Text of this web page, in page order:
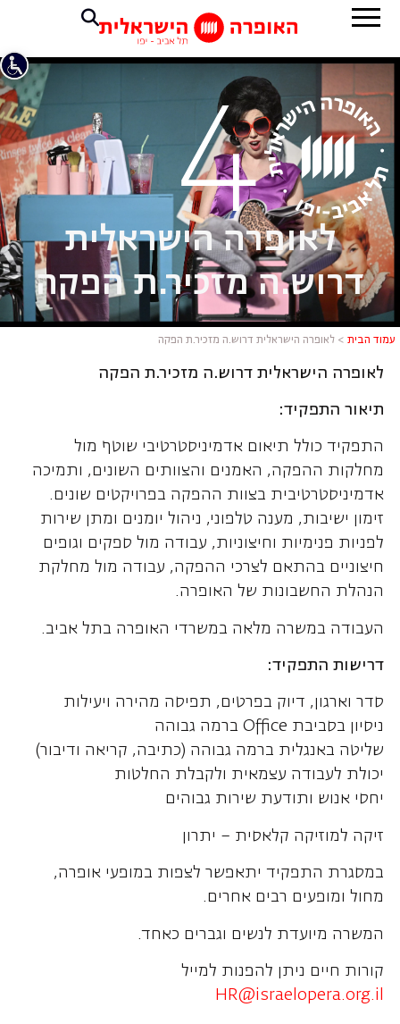
לאופרה הישראלית
דרוש.ה מזכיר.ת הפקה
עמוד הבית > לאופרה הישראלית דרוש.ה מזכיר.ת הפקה
לאופרה הישראלית דרוש.ה מזכיר.ת הפקה
תיאור התפקיד:
התפקיד כולל תיאום אדמיניסטרטיבי שוטף מול
מחלקות ההפקה, האמנים והצוותים השונים, ותמיכה
אדמיניסטרטיבית בצוות ההפקה בפרויקטים שונים.
זימון ישיבות, מענה טלפוני, ניהול יומנים ומתן שירות
לפניות פנימיות וחיצוניות, עבודה מול ספקים וגופים
חיצוניים בהתאם לצרכי ההפקה, עבודה מול מחלקת
הנהלת החשבונות של האופרה.
העבודה במשרה מלאה במשרדי האופרה בתל אביב.
דרישות התפקיד:
סדר וארגון, דיוק בפרטים, תפיסה מהירה ויעילות
ניסיון בסביבת Office ברמה גבוהה
שליטה באנגלית ברמה גבוהה (כתיבה, קריאה ודיבור)
יכולת לעבודה עצמאית ולקבלת החלטות
יחסי אנוש ותודעת שירות גבוהים
זיקה למוזיקה קלאסית – יתרון
במסגרת התפקיד יתאפשר לצפות במופעי אופרה,
מחול ומופעים רבים אחרים.
המשרה מיועדת לנשים וגברים כאחד.
קורות חיים ניתן להפנות למייל
HR@israelopera.org.il